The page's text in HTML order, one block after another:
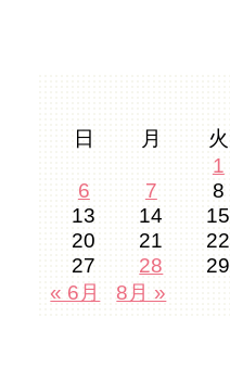
日 月 火
1
6
7 8
13
14 15
20
21 22
27
28 29
« 6月
8月 »